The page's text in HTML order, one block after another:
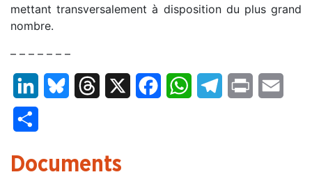
mettant transversalement à disposition du plus grand
nombre.
– – – – – – –
LinkedInBluesky Threads FacebookWhatsAppTelegram
Print
Documents